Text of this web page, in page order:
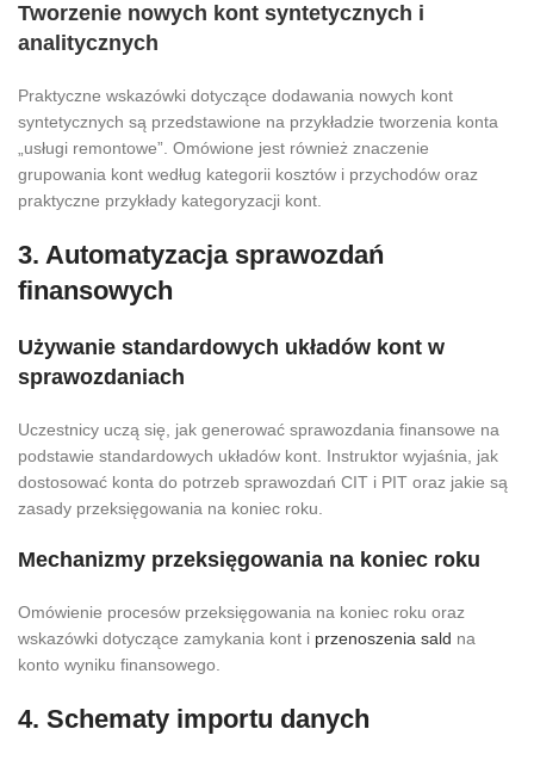
Tworzenie nowych kont syntetycznych i
analitycznych
Praktyczne wskazówki dotyczące dodawania nowych kont
syntetycznych są przedstawione na przykładzie tworzenia konta
„usługi remontowe”. Omówione jest również znaczenie
grupowania kont według kategorii kosztów i przychodów oraz
praktyczne przykłady kategoryzacji kont.
3. Automatyzacja sprawozdań
finansowych
Używanie standardowych układów kont w
sprawozdaniach
Uczestnicy uczą się, jak generować sprawozdania finansowe na
podstawie standardowych układów kont. Instruktor wyjaśnia, jak
dostosować konta do potrzeb sprawozdań CIT i PIT oraz jakie są
zasady przeksięgowania na koniec roku.
Mechanizmy przeksięgowania na koniec roku
Omówienie procesów przeksięgowania na koniec roku oraz
wskazówki dotyczące zamykania kont i przenoszenia sald na
konto wyniku finansowego.
4. Schematy importu danych